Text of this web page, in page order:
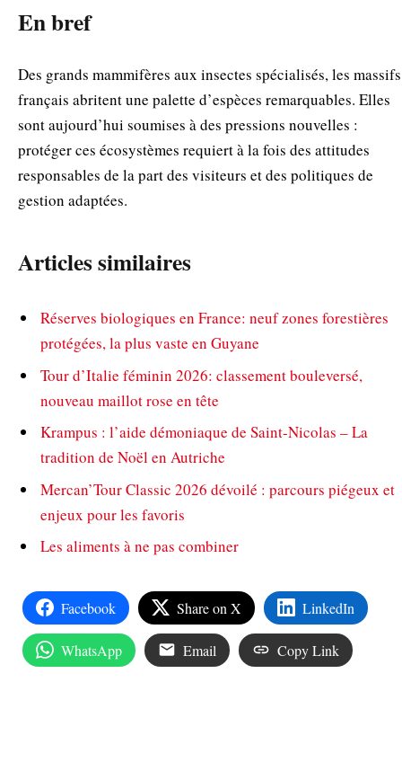
En bref
Des grands mammifères aux insectes spécialisés, les massifs
français abritent une palette d’espèces remarquables. Elles
sont aujourd’hui soumises à des pressions nouvelles :
protéger ces écosystèmes requiert à la fois des attitudes
responsables de la part des visiteurs et des politiques de
gestion adaptées.
Articles similaires
Réserves biologiques en France: neuf zones forestières
protégées, la plus vaste en Guyane
Tour d’Italie féminin 2026: classement bouleversé,
nouveau maillot rose en tête
Krampus : l’aide démoniaque de Saint-Nicolas – La
tradition de Noël en Autriche
Mercan’Tour Classic 2026 dévoilé : parcours piégeux et
enjeux pour les favoris
Les aliments à ne pas combiner
Facebook Share on X LinkedIn
WhatsApp Email Copy Link